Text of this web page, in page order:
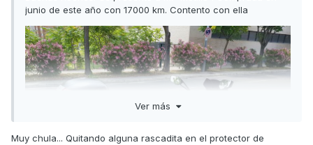
junio de este año con 17000 km. Contento con ella
Ver más
Muy chula... Quitando alguna rascadita en el protector de